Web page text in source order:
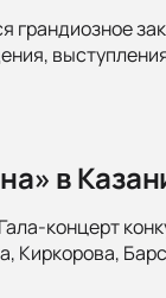
грандиозное
в
концерт